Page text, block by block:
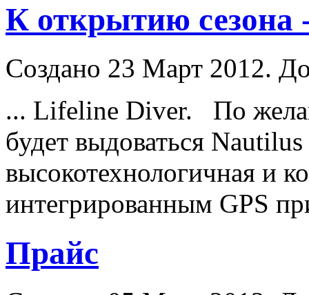
К открытию сезона
Создано 23 Март 2012.
... Lifeline Diver. По
будет выдоваться
высокотехнологичная и
интегрированным GPS
Прайс